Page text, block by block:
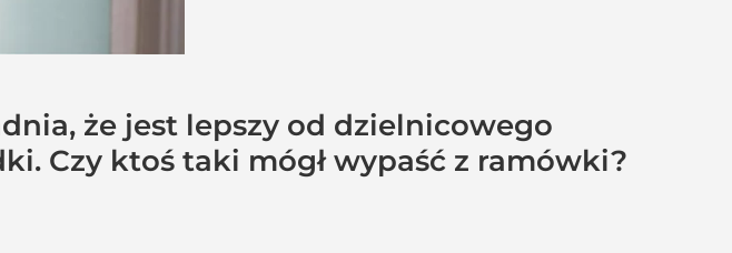
że jest lepszy od dzielnicowego
Czy ktoś taki mógł wypaść z ramówki?